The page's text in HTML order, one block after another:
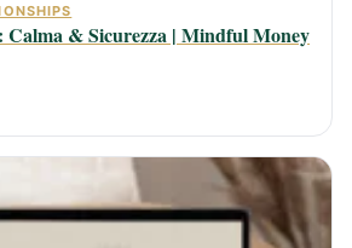
Calma & Sicurezza | Mindful Money